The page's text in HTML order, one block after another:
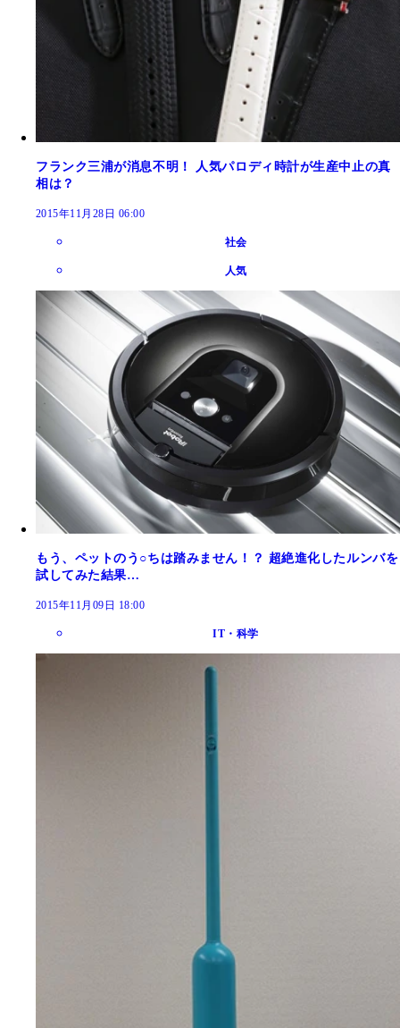
フランク三浦が消息不明！ 人気パロディ時計が生産中止の真
相は？
2015年11月28日 06:00
社会
人気
もう、ペットのう○ちは踏みません！？ 超絶進化したルンバを
試してみた結果…
2015年11月09日 18:00
IT・科学